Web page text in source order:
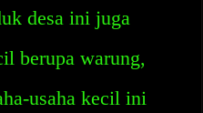
desa ini juga
berupa warung,
usaha kecil ini